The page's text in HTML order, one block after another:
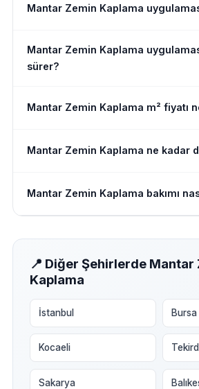
Mantar Zemin Kaplama
Mantar Zemin Kaplama
sürer?
Mantar Zemin Kaplama m² fiyatı
Mantar Zemin Kaplama ne kadar
Mantar Zemin Kaplama bakımı
📍 Diğer Şehirlerde Mantar
Kaplama
İstanbul Bursa
Kocaeli
Sakarya